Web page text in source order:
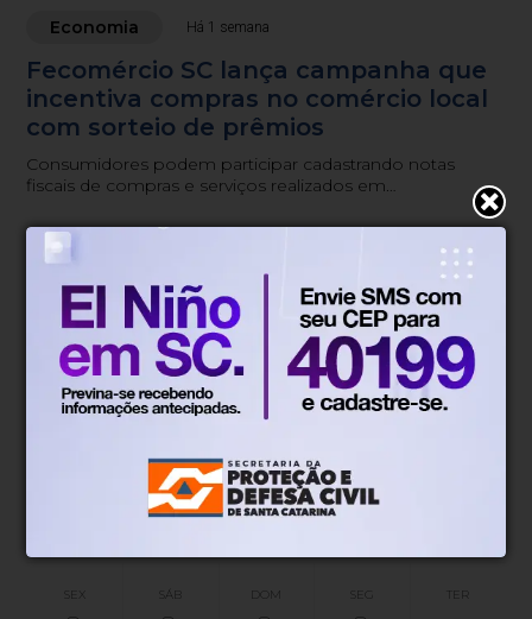
Economia Há 1 semana
Fecomércio SC lança campanha que
incentiva compras no comércio local
com sorteio de prêmios
Consumidores podem participar cadastrando notas
fiscais de compras e serviços realizados em
19°
Tempo nublado
Mín.19° Máx. 29°
20° 0.65km/h 100%
(0mm)
06h53
SEX SÁB DOM SEG TER